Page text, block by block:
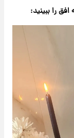
را ببینید: